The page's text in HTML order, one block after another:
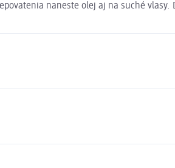
naneste olej aj na suché